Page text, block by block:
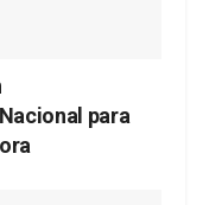
para